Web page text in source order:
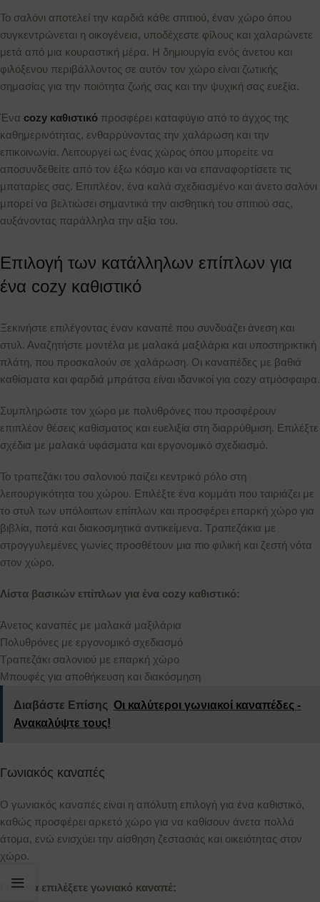
Το σαλόνι αποτελεί την καρδιά κάθε σπιτιού, έναν χώρο όπου
συγκεντρώνεται η οικογένεια, υποδέχεστε φίλους και χαλαρώνετε
μετά από μια κουραστική μέρα. Η δημιουργία ενός άνετου και
φιλόξενου περιβάλλοντος σε αυτόν τον χώρο είναι ζωτικής
σημασίας για την ποιότητα ζωής σας και την ψυχική σας ευεξία.
Ένα cozy καθιστικό προσφέρει καταφύγιο από το άγχος της
καθημερινότητας, ενθαρρύνοντας την χαλάρωση και την
επικοινωνία. Λειτουργεί ως ένας χώρος όπου μπορείτε να
αποσυνδεθείτε από τον έξω κόσμο και να επαναφορτίσετε τις
μπαταρίες σας. Επιπλέον, ένα καλά σχεδιασμένο και άνετο σαλόνι
μπορεί να βελτιώσει σημαντικά την αισθητική του σπιτιού σας,
αυξάνοντας παράλληλα την αξία του.
Επιλογή των κατάλληλων επίπλων για
ένα cozy καθιστικό
Ξεκινήστε επιλέγοντας έναν καναπέ που συνδυάζει άνεση και
στυλ. Αναζητήστε μοντέλα με μαλακά μαξιλάρια και υποστηρικτική
πλάτη, που προσκαλούν σε χαλάρωση. Οι καναπέδες με βαθιά
καθίσματα και φαρδιά μπράτσα είναι ιδανικοί για cozy ατμόσφαιρα.
Συμπληρώστε τον χώρο με πολυθρόνες που προσφέρουν
επιπλέον θέσεις καθίσματος και ευελιξία στη διαρρύθμιση. Επιλέξτε
σχέδια με μαλακά υφάσματα και εργονομικό σχεδιασμό.
Το τραπεζάκι του σαλονιού παίζει κεντρικό ρόλο στη
λειτουργικότητα του χώρου. Επιλέξτε ένα κομμάτι που ταιριάζει με
το στυλ των υπόλοιπων επίπλων και προσφέρει επαρκή χώρο για
βιβλία, ποτά και διακοσμητικά αντικείμενα. Τραπεζάκια με
στρογγυλεμένες γωνίες προσθέτουν μια πιο φιλική και ζεστή νότα
στον χώρο.
Λίστα βασικών επίπλων για ένα cozy καθιστικό:
Άνετος καναπές με μαλακά μαξιλάρια
Πολυθρόνες με εργονομικό σχεδιασμό
Τραπεζάκι σαλονιού με επαρκή χώρο
Μπουφές για αποθήκευση και διακόσμηση
Διαβάστε Επίσης Οι καλύτεροι γωνιακοί καναπέδες -
Ανακαλύψτε τους!
Γωνιακός καναπές
Ο γωνιακός καναπές είναι η απόλυτη επιλογή για ένα καθιστικό,
καθώς προσφέρει αρκετό χώρο για να καθίσουν άνετα πολλά
άτομα, ενώ ενισχύει την αίσθηση ζεστασιάς και οικειότητας στον
χώρο.
Γιατί να επιλέξετε γωνιακό καναπέ: